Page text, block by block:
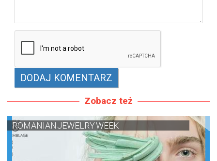
Zobacz też
ROMANIAN JEWELRY WEEK